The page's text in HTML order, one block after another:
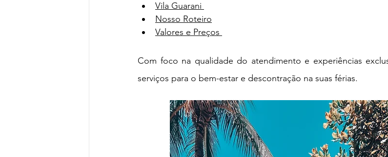
Vila Guarani
Nosso Roteiro
Valores e Preços
Com foco na qualidade do atendimento e experiências
serviços para o bem-estar e descontração na suas férias.